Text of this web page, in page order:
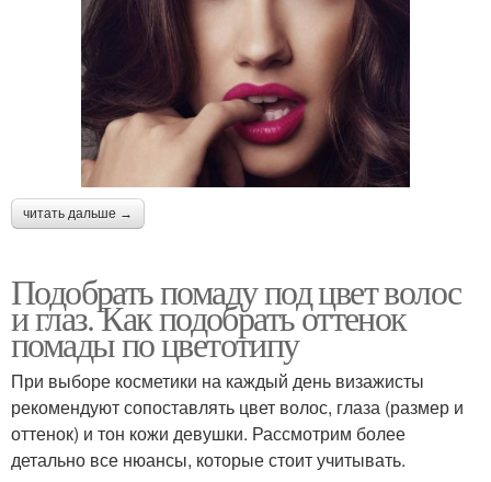
читать дальше →
Подобрать помаду под цвет волос
и глаз. Как подобрать оттенок
помады по цветотипу
При выборе косметики на каждый день визажисты
рекомендуют сопоставлять цвет волос, глаза (размер и
оттенок) и тон кожи девушки. Рассмотрим более
детально все нюансы, которые стоит учитывать.